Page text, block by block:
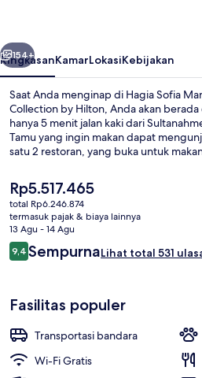
Collection
by
Hilton
Berikutnya
154+
RingkasanKamarLokasiKebijakan
Saat Anda menginap di Hagia Sofia
Collection by Hilton, Anda akan berada
hanya 5 menit jalan kaki dari
Tamu yang ingin makan dapat
satu 2 restoran, yang buka untuk
mewah ini meliputi teras dan taman.
lokasi. Properti ini berada dekat
Sultanahmet berjarak 5 menit dan
menit.
Harga
saat
ini
Rp5.517.465
Rp5.517.465
total Rp6.246.874
termasuk pajak & biaya lainnya
13 Agu - 14 Agu
Ulasan
9,49,4 dari 10
SempurnaLihat total 531
Fasilitas populer
Transportasi bandara
Wi-Fi Gratis